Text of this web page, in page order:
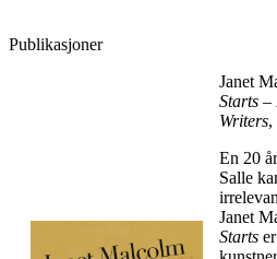
Publikasjoner
Janet
Starts –
Writers,
En 20
Salle
Janet
Starts